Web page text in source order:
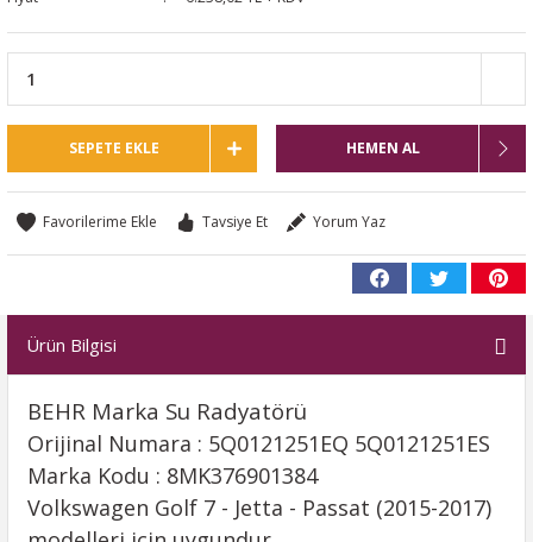
SEPETE EKLE HEMEN AL
Tavsiye Et Yorum Yaz
Ürün Bilgisi
BEHR Marka Su Radyatörü
Orijinal Numara : 5Q0121251EQ 5Q0121251ES
Marka Kodu : 8MK376901384
Volkswagen Golf 7 - Jetta - Passat (2015-2017)